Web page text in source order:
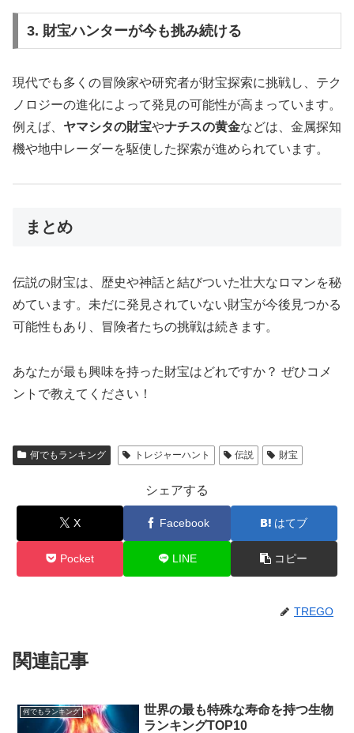
3. 財宝ハンターが今も挑み続ける
現代でも多くの冒険家や研究者が財宝探索に挑戦し、テク
ノロジーの進化によって発見の可能性が高まっています。
例えば、 ヤマシタの財宝やナチスの黄金などは、金属探知
機や地中レーダーを駆使した探索が進められています。
まとめ
伝説の財宝は、歴史や神話と結びついた壮大なロマンを秘
めています。未だに発見されていない財宝が今後見つかる
可能性もあり、冒険者たちの挑戦は続きます。
あなたが最も興味を持った財宝はどれですか？ ぜひコメ
ントで教えてください！
何でもランキング トレジャーハント 伝説 財宝
シェアする
X Facebook はてブ
Pocket LINE コピー
TREGO
関連記事
何でもランキング
世界の最も特殊な寿命を持つ生物
ランキングTOP10